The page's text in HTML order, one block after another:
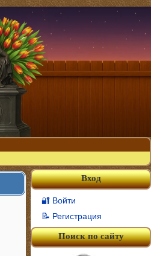
Вход
🔐 Войти
📝 Регистрация
Поиск по сайту